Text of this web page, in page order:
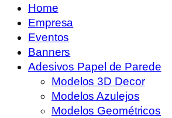
Home
Empresa
Eventos
Banners
Adesivos Papel de Parede
Modelos 3D Decor
Modelos Azulejos
Modelos Geométricos